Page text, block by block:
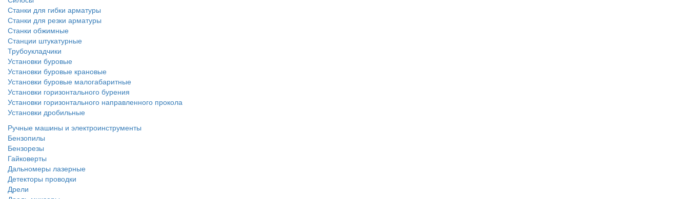
Станки для гибки арматуры
Станки для резки арматуры
Станки обжимные
Станции штукатурные
Трубоукладчики
Установки буровые
Установки буровые крановые
Установки буровые малогабаритные
Установки горизонтального бурения
Установки горизонтального направленного прокола
Установки дробильные
Ручные машины и электроинструменты
Бензопилы
Бензорезы
Гайковерты
Дальномеры лазерные
Детекторы проводки
Дрели